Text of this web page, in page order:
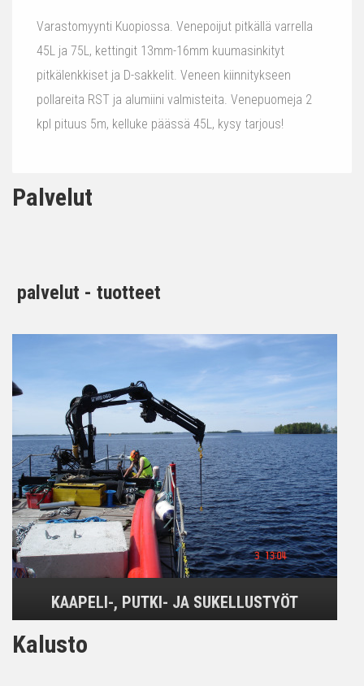
Varastomyynti Kuopiossa. Venepoijut pitkällä varrella
45L ja 75L, kettingit 13mm-16mm kuumasinkityt
pitkälenkkiset ja D-sakkelit. Veneen kiinnitykseen
pollareita RST ja alumiini valmisteita. Venepuomeja 2
kpl pituus 5m, kelluke päässä 45L, kysy tarjous!
Palvelut
palvelut - tuotteet
KAAPELI-, PUTKI- JA SUKELLUSTYÖT
Kalusto